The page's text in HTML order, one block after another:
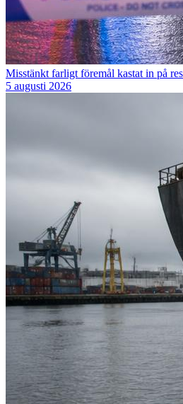
Misstänkt farligt föremål kastat in på
5 augusti 2026